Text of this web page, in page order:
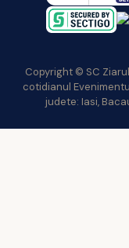
Copyright © SC
cotidianul
judete: Iasi,